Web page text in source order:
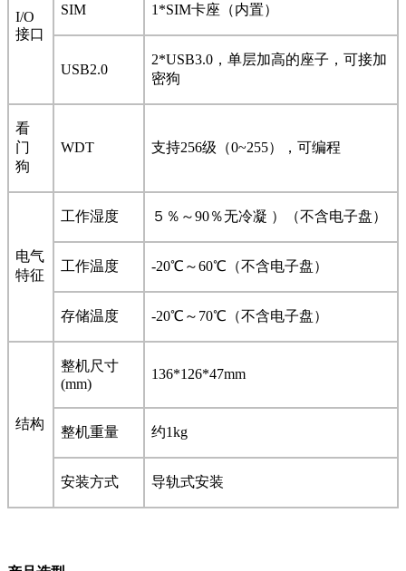
I/O
接口
SIM 1*SIM卡座（内置）
USB2.0
2*USB3.0 ，单层加高的座子，可接加
密狗
看
门
狗
WDT 支持256级（0~255），可编程
电气
特征
工作湿度 ５％～90％无冷凝 ）（不含电子盘）
工作温度 -20℃～60℃（不含电子盘）
存储温度 -20℃～70℃（不含电子盘）
结构
整机尺寸
(mm)
136*126*47mm
整机重量 约1kg
安装方式 导轨式安装